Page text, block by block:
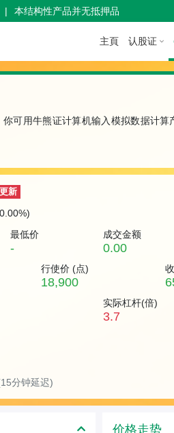
| 本结构性产品并无抵押品
主頁 认股证
可用牛熊证计算机输入模拟数据计算
新
最低价
-
成交金额
0.00
行使价 (点)
18,900
实际杠杆(倍)
3.7
分钟延迟)
价格走势